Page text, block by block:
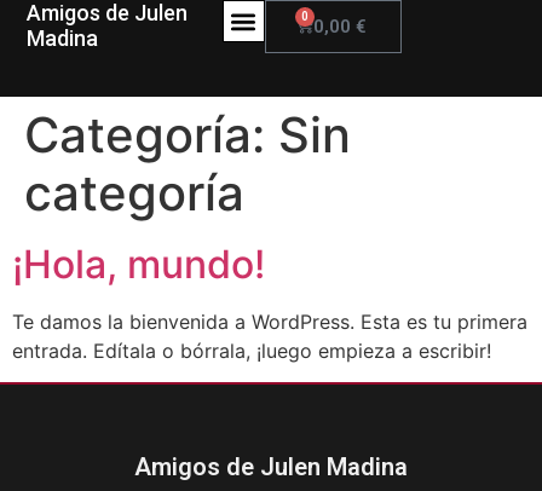
Amigos de Julen
Madina
0,00 €
0
Categoría: Sin
categoría
¡Hola, mundo!
Te damos la bienvenida a WordPress. Esta es tu primera
entrada. Edítala o bórrala, ¡luego empieza a escribir!
Amigos de Julen Madina